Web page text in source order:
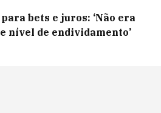
bets e juros: ‘Não era
nível de endividamento’